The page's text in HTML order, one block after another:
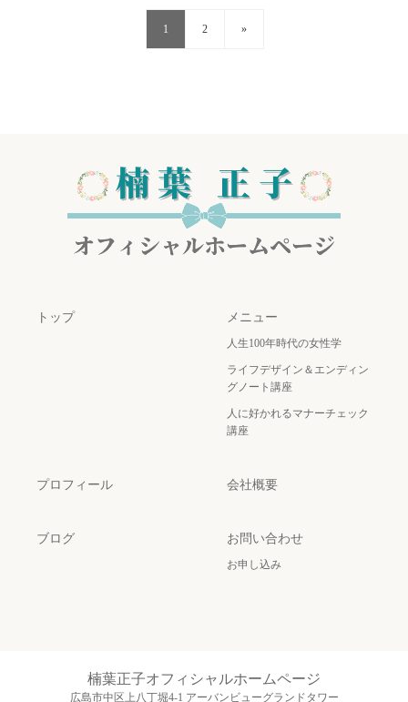
1 2 »
トップ メニュー
人生100年時代の女性学
ライフデザイン＆エンディン
グノート講座
人に好かれるマナーチェック
講座
プロフィール 会社概要
ブログ お問い合わせ
お申し込み
楠葉正子オフィシャルホームページ
広島市中区上八丁堀4-1 アーバンビューグランドタワー